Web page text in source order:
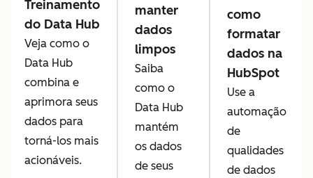
Treinamento
do Data Hub
Veja como o
Data Hub
combina e
aprimora seus
dados para
torná-los mais
acionáveis.
manter
dados
limpos
Saiba
como o
Data Hub
mantém
os dados
de seus
como
formatar
dados na
HubSpot
Use a
automação
de
qualidades
de dados